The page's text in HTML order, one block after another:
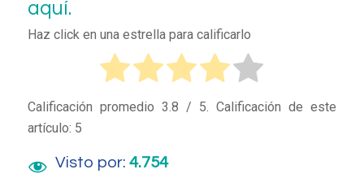
aquí.
Haz click en una estrella para calificarlo
Calificación promedio 3.8 / 5. Calificación de este
artículo: 5
Visto por: 4.754